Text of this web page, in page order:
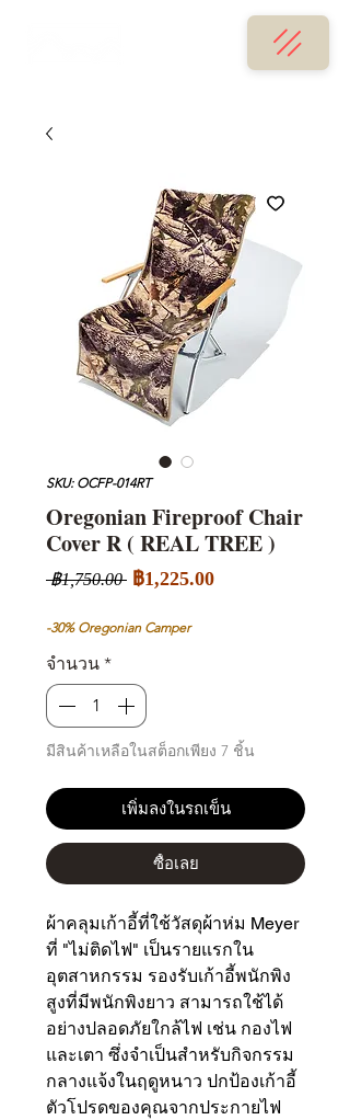
SKU: OCFP-014RT
Oregonian Fireproof Chair
Cover R ( REAL TREE )
฿1,750.00 ราคา
฿1,225.00ราคา
-30% Oregonian Camper
จำนวน *
มีสินค้าเหลือในสต็อกเพียง 7 ชิ้น
เพิ่มลงในรถเข็น
ซื้อเลย
ผ้าคลุมเก้าอี้ที่ใช้วัสดุผ้าห่ม Meyer
ที่ "ไม่ติดไฟ" เป็นรายแรกใน
อุตสาหกรรม รองรับเก้าอี้พนักพิง
สูงที่มีพนักพิงยาว สามารถใช้ได้
อย่างปลอดภัยใกล้ไฟ เช่น กองไฟ
และเตา ซึ่งจำเป็นสำหรับกิจกรรม
กลางแจ้งในฤดูหนาว ปกป้องเก้าอี้
ตัวโปรดของคุณจากประกายไฟ